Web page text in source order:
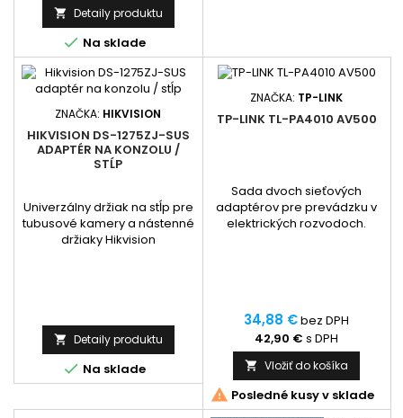
 Detaily produktu
 Na sklade
ZNAČKA: HIKVISION
HIKVISION DS-1275ZJ-SUS
ADAPTÉR NA KONZOLU /
STĹP
Univerzálny držiak na stĺp pre
tubusové kamery a nástenné
držiaky Hikvision
 Detaily produktu
 Na sklade
ZNAČKA: TP-LINK
TP-LINK TL-PA4010 AV500
Sada dvoch sieťových
adaptérov pre prevádzku v
elektrických rozvodoch.
34,88 €bez DPH
42,90 € s DPH
 Vložiť do košíka
 Posledné kusy v sklade